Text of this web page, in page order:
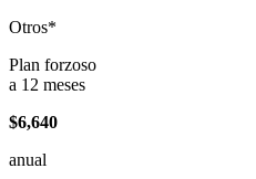
Otros*
Plan forzoso
a 12 meses
$6,640
anual